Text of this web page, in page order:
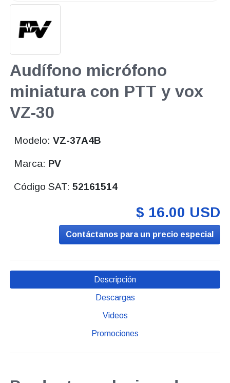
Audífono micrófono
miniatura con PTT y vox
VZ-30
Modelo:VZ-37A4B
Marca: PV
Código SAT:52161514
$ 16.00 USD
Contáctanos para un precio especial
Descripción
Descargas
Videos
Promociones